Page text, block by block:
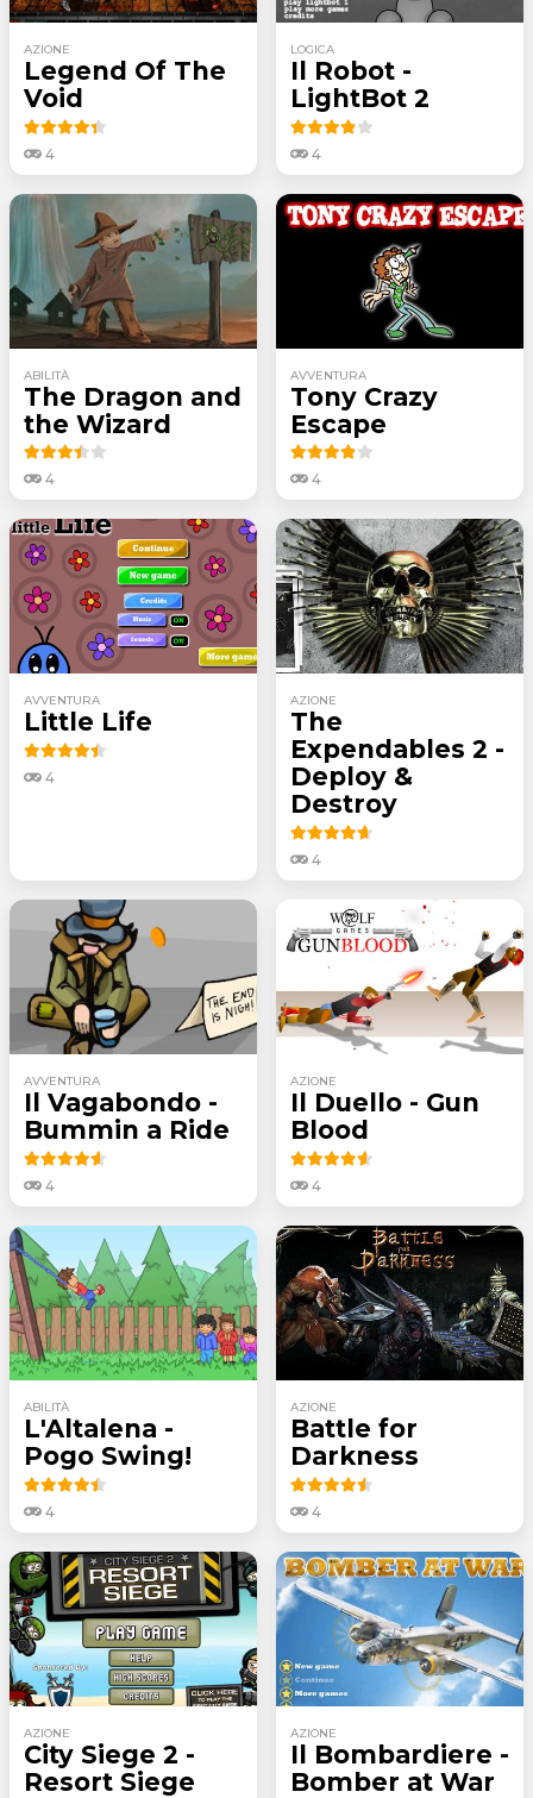
AZIONE
Legend Of The
Void
4
LOGICA
Il Robot -
LightBot 2
4
ABILITÀ
The Dragon and
the Wizard
4
AVVENTURA
Tony Crazy
Escape
4
AVVENTURA
Little Life
4
AZIONE
The
Expendables 2 -
Deploy &
Destroy
4
AVVENTURA
Il Vagabondo -
Bummin a Ride
4
AZIONE
Il Duello - Gun
Blood
4
ABILITÀ
L'Altalena -
Pogo Swing!
4
AZIONE
Battle for
Darkness
4
AZIONE
City Siege 2 -
Resort Siege
AZIONE
Il Bombardiere -
Bomber at War